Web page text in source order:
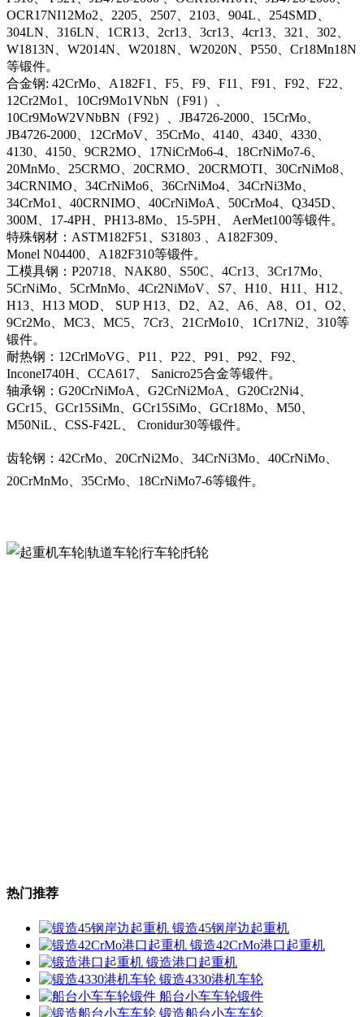
OCR17NI12Mo2、2205、2507、2103、904L、254SMD、
304LN、316LN、1CR13、2cr13、3cr13、4cr13、321、302、
W1813N、W2014N、W2018N、W2020N、P550、Cr18Mn18N
等锻件。
合金钢: 42CrMo、A182F1、F5、F9、F11、F91、F92、F22、
12Cr2Mo1、10Cr9Mo1VNbN（F91）、
10Cr9MoW2VNbBN（F92）、JB4726-2000、15CrMo、
JB4726-2000、12CrMoV、35CrMo、4140、4340、4330、
4130、4150、9CR2MO、17NiCrMo6-4、18CrNiMo7-6、
20MnMo、25CRMO、20CRMO、20CRMOTI、30CrNiMo8、
34CRNIMO、34CrNiMo6、36CrNiMo4、34CrNi3Mo、
34CrMo1、40CRNIMO、40CrNiMoA、50CrMo4、Q345D、
300M、17-4PH、PH13-8Mo、15-5PH、 AerMet100等锻件。
特殊钢材：ASTM182F51、S31803 、A182F309、
Monel N04400、A182F310等锻件。
工模具钢：P20718、NAK80、S50C、4Cr13、3Cr17Mo、
5CrNiMo、5CrMnMo、4Cr2NiMoV、S7、H10、H11、H12、
H13、H13 MOD、 SUP H13、D2、A2、A6、A8、O1、O2、
9Cr2Mo、MC3、MC5、7Cr3、21CrMo10、1Cr17Ni2、310等
锻件。
耐热钢：12CrlMoVG、P11、P22、P91、P92、F92、
InconeI740H、CCA617、 Sanicro25合金等锻件。
轴承钢：G20CrNiMoA、G2CrNi2MoA、G20Cr2Ni4、
GCr15、GCr15SiMn、GCr15SiMo、GCr18Mo、M50、
M50NiL、CSS-F42L、 Cronidur30等锻件。
齿轮钢：42CrMo、20CrNi2Mo、34CrNi3Mo、40CrNiMo、
20CrMnMo、35CrMo、18CrNiMo7-6等锻件。
热门推荐
锻造45钢岸边起重机
锻造42CrMo港口起重机
锻造港口起重机
锻造4330港机车轮
船台小车车轮锻件
锻造船台小车车轮